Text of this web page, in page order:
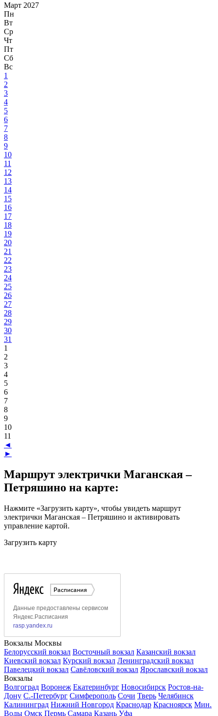
Март 2027
Пн
Вт
Ср
Чт
Пт
Сб
Вс
1
2
3
4
5
6
7
8
9
10
11
12
13
14
15
16
17
18
19
20
21
22
23
24
25
26
27
28
29
30
31
1
2
3
4
5
6
7
8
9
10
11
◄
►
Маршрут электрички Маганская –
Петряшино на карте:
Нажмите «Загрузить карту», чтобы увидеть маршрут
электрички Маганская – Петряшино и активировать
управление картой.
Загрузить карту
Вокзалы Москвы
Белорусский вокзал Восточный вокзал Казанский вокзал
Киевский вокзал Курский вокзал Ленинградский вокзал
Павелецкий вокзал Савёловский вокзал Ярославский вокзал
Вокзалы
Волгоград Воронеж Екатеринбург Новосибирск Ростов-на-
Дону С.-Петербург Симферополь Сочи Тверь Челябинск
Калининград Нижний Новгород Краснодар Красноярск Мин.
Воды Омск Пермь Самара Казань Уфа